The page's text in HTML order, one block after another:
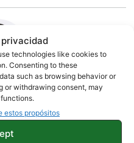
technologies like cookies to
Consenting to these
such as browsing behavior or
or withdrawing consent, may
estos propósitos
desde 2020.